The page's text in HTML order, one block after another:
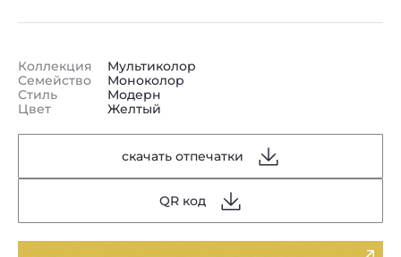
Коллекция
Семейство
Стиль
Цвет
Мультиколор
Моноколор
Модерн
Желтый
скачать отпечатки
QR код